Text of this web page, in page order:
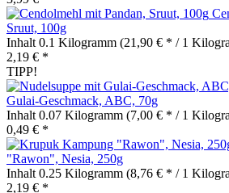
Sruut, 100g
Inhalt 0.1 Kilogramm (21,90 € * / 1
2,19 € *
TIPP!
Gulai-Geschmack, ABC, 70g
Inhalt 0.07 Kilogramm (7,00 € * / 1
0,49 € *
"Rawon", Nesia, 250g
Inhalt 0.25 Kilogramm (8,76 € * / 1
2,19 € *